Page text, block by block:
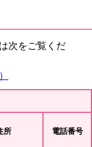
次をご覧くだ
所 電話番号